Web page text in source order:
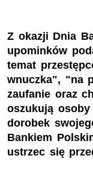
Z okazji Dnia
upominków
temat
wnuczka", "na
zaufanie oraz
oszukują
dorobek
Bankiem
ustrzec się